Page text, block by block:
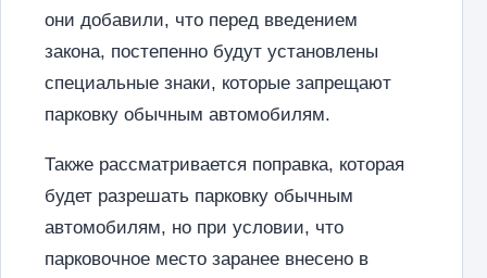
они добавили, что перед введением
закона, постепенно будут установлены
специальные знаки, которые запрещают
парковку обычным автомобилям.
Также рассматривается поправка, которая
будет разрешать парковку обычным
автомобилям, но при условии, что
парковочное место заранее внесено в